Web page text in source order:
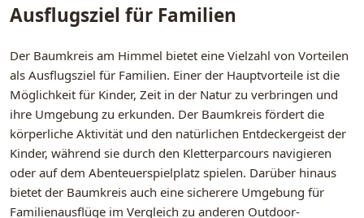
Ausflugsziel für Familien
Der Baumkreis am Himmel bietet eine Vielzahl von Vorteilen
als Ausflugsziel für Familien. Einer der Hauptvorteile ist die
Möglichkeit für Kinder, Zeit in der Natur zu verbringen und
ihre Umgebung zu erkunden. Der Baumkreis fördert die
körperliche Aktivität und den natürlichen Entdeckergeist der
Kinder, während sie durch den Kletterparcours navigieren
oder auf dem Abenteuerspielplatz spielen. Darüber hinaus
bietet der Baumkreis auch eine sicherere Umgebung für
Familienausflüge im Vergleich zu anderen Outdoor-